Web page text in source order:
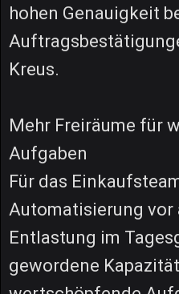
hohen Genauigkeit
Kreus.
Mehr Freiräume für
Aufgaben
Für das
Automatisierung vor
Entlastung im
gewordene